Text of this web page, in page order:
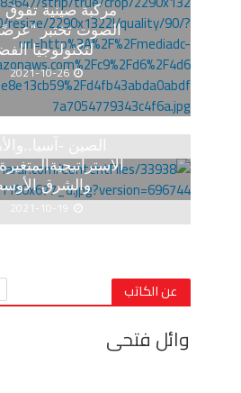
مركبة صينية
الصوت تختبر
لتكنولوجيا
2021-10-26
الصين -
والشرق
2021-10-19
عن الكاتب
وائل فتحى